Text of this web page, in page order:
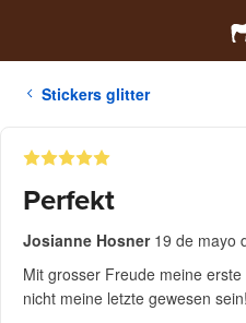
Stickers glitter
Perfekt
Josianne Hosner 19 de mayo
Mit grosser Freude meine
nicht meine letzte gewesen